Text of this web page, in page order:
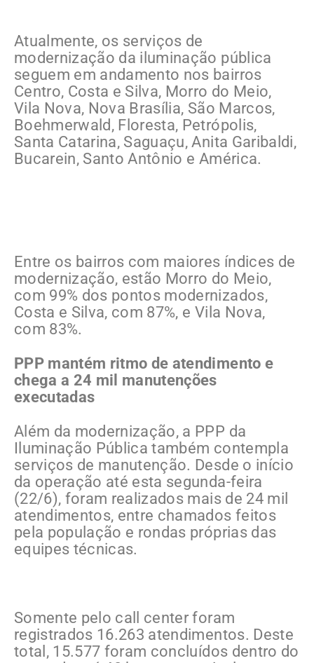
Atualmente, os serviços de
modernização da iluminação pública
seguem em andamento nos bairros
Centro, Costa e Silva, Morro do Meio,
Vila Nova, Nova Brasília, São Marcos,
Boehmerwald, Floresta, Petrópolis,
Santa Catarina, Saguaçu, Anita Garibaldi,
Bucarein, Santo Antônio e América.
Entre os bairros com maiores índices de
modernização, estão Morro do Meio,
com 99% dos pontos modernizados,
Costa e Silva, com 87%, e Vila Nova,
com 83%.
PPP mantém ritmo de atendimento e
chega a 24 mil manutenções
executadas
Além da modernização, a PPP da
Iluminação Pública também contempla
serviços de manutenção. Desde o início
da operação até esta segunda-feira
(22/6), foram realizados mais de 24 mil
atendimentos, entre chamados feitos
pela população e rondas próprias das
equipes técnicas.
Somente pelo call center foram
registrados 16.263 atendimentos. Deste
total, 15.577 foram concluídos dentro do